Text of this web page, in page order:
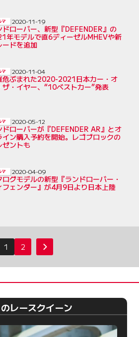
ドローバー、新型『DEFENDER』の
年モデルで直6ディーゼルMHEVや新
ードを追加
マ 2020-11-19
危ぶまれた2020-2021日本カー・オ
ザ・イヤー、“10ベストカー”発表
マ 2020-11-04
ドローバーが『DEFENDER AR』とオ
イン購入予約を開始。レゴブロックの
ゼントも
マ 2020-05-12
ログモデルの新型『ランドローバー・
フェンダー』が4月9日より日本上陸
マ 2020-04-09
1 2 次へ
レースクイーン